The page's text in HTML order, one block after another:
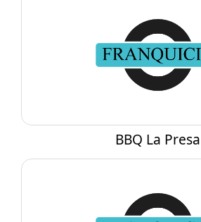
Comercio especializado
Cuidado personal
Educación, capacitación y coaching
Niños
Tecnología y comunicaciones
BBQ La Presa